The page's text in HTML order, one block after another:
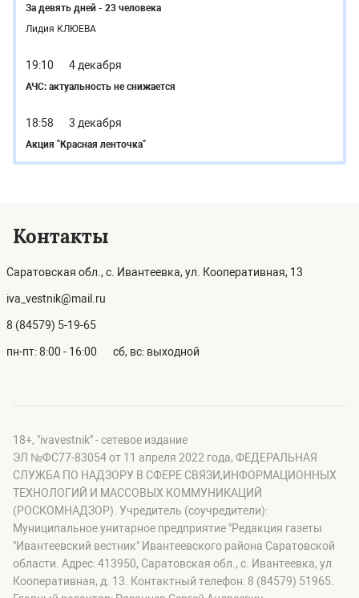
За девять дней - 23 человека
Лидия КЛЮЕВА
19:10 4 декабря
АЧС: актуальность не снижается
18:58 3 декабря
Акция "Красная ленточка"
Контакты
Саратовская обл., с. Ивантеевка, ул. Кооперативная, 13
iva_vestnik@mail.ru
8 (84579) 5-19-65
пн-пт: 8:00 - 16:00 сб, вс: выходной
18+, "ivavestnik" - сетевое издание
ЭЛ №ФС77-83054 от 11 апреля 2022 года, ФЕДЕРАЛЬНАЯ
СЛУЖБА ПО НАДЗОРУ В СФЕРЕ СВЯЗИ,ИНФОРМАЦИОННЫХ
ТЕХНОЛОГИЙ И МАССОВЫХ КОММУНИКАЦИЙ
(РОСКОМНАДЗОР). Учредитель (соучредители):
Муниципальное унитарное предприятие "Редакция газеты
"Ивантеевский вестник" Ивантеевского района Саратовской
области. Адрес: 413950, Саратовская обл., с. Ивантеевка, ул.
Кооперативная, д. 13. Контактный телефон: 8 (84579) 51965.